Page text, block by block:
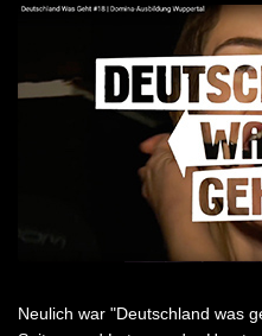
Neulich war "Deutschland was